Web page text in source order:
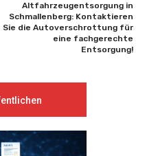
Altfahrzeugentsorgung in
Schmallenberg: Kontaktieren
Sie die Autoverschrottung für
eine fachgerechte
Entsorgung!